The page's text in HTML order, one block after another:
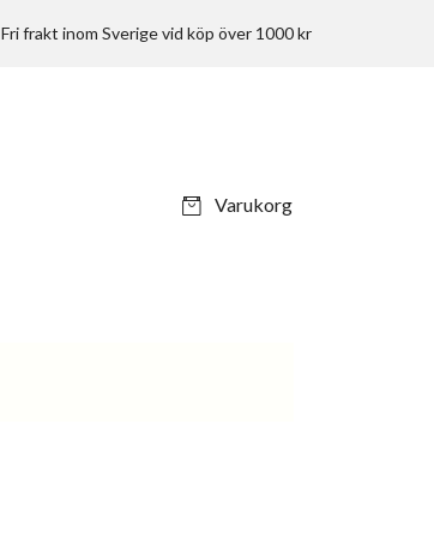
Fri frakt inom Sverige vid köp över 1000 kr
Varukorg